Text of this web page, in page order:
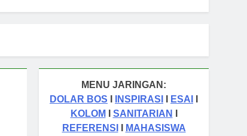
MENU JARINGAN:
DOLAR BOS I INSPIRASI I ESAI I
KOLOMISANITARIANI
REFERENSIIMAHASISWA